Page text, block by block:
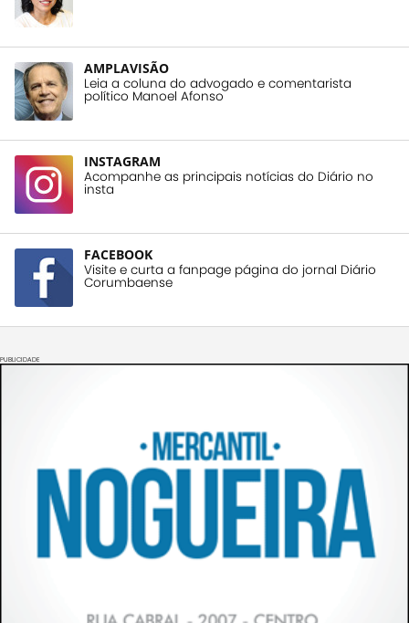
AMPLAVISÃO
Leia a coluna do advogado e comentarista
político Manoel Afonso
INSTAGRAM
Acompanhe as principais notícias do Diário no
insta
FACEBOOK
Visite e curta a fanpage página do jornal Diário
Corumbaense
PUBLICIDADE